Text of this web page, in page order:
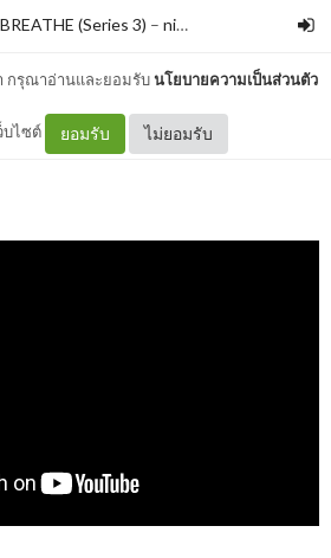
กรุณาอ่านและยอมรับนโยบายความเป็นส่วนตัว
บไซต์ ยอมรับ ไม่ยอมรับ
(Series 3) – nimon
ดอยสุเทพ